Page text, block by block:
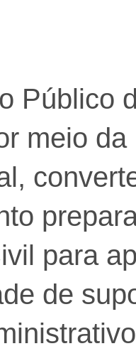
Público
meio
para
de